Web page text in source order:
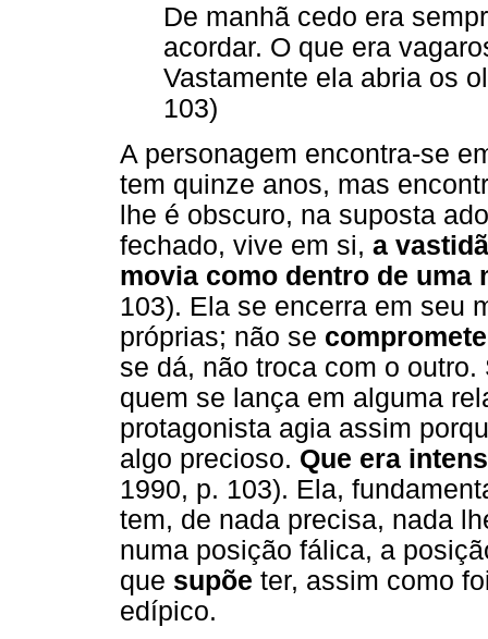
De manhã cedo era
acordar. O que era
Vastamente ela abria os
103)
A personagem encontra-se
tem quinze anos, mas
lhe é obscuro, na suposta
fechado, vive em si, a
movia como dentro de uma
103). Ela se encerra em seu
próprias; não se compromete
se dá, não troca com o
quem se lança em alguma
protagonista agia assim
algo precioso. Que era
1990, p. 103). Ela,
tem, de nada precisa, nada
numa posição fálica, a
que supõe ter, assim como
edípico.